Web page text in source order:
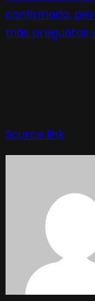
confirmado,
más preguntas
Source link